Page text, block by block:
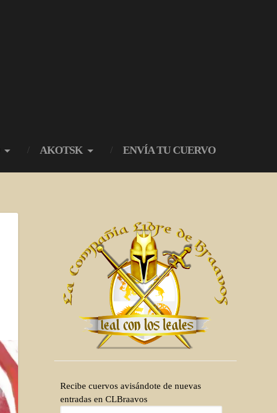
AKOTSK ENVÍA TU CUERVO
Recibe cuervos avisándote de nuevas
entradas en CLBraavos